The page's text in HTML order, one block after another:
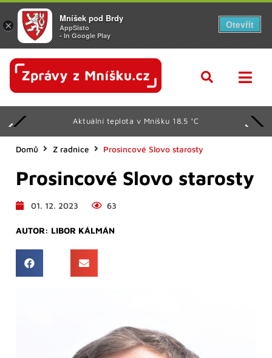
Aktuální teplota v Mníšku 18.5 °C
Domů Z radnice Prosincové Slovo starosty
Prosincové Slovo starosty
01. 12. 2023 63
AUTOR: LIBOR KÁLMÁN
×
Mníšek pod Brdy
AppSisto
- In Google Play
Otevřít